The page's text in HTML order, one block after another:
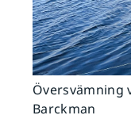
Översvämning
Barckman